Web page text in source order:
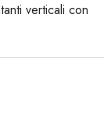
verticali con